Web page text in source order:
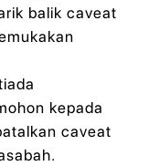
balik caveat
kepada
caveat